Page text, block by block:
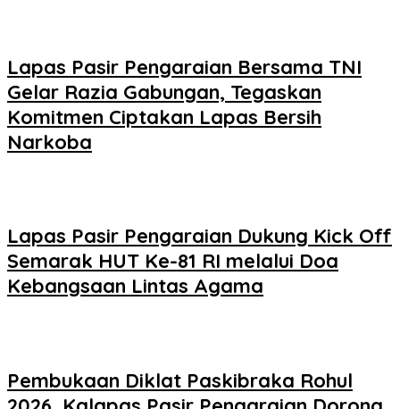
Lapas Pasir Pengaraian Bersama TNI
Gelar Razia Gabungan, Tegaskan
Komitmen Ciptakan Lapas Bersih
Narkoba
Lapas Pasir Pengaraian Dukung Kick Off
Semarak HUT Ke-81 RI melalui Doa
Kebangsaan Lintas Agama
Pembukaan Diklat Paskibraka Rohul